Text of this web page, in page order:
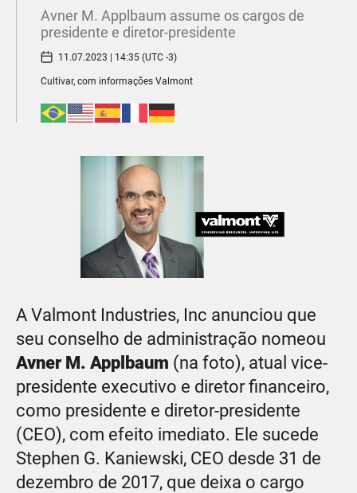
Avner M. Applbaum assume os cargos de
presidente e diretor-presidente
11.07.2023 | 14:35 (UTC -3)
Cultivar, com informações Valmont
A Valmont Industries, Inc anunciou que
seu conselho de administração nomeou
Avner M. Applbaum (na foto), atual vice-
presidente executivo e diretor financeiro,
como presidente e diretor-presidente
(CEO), com efeito imediato. Ele sucede
Stephen G. Kaniewski, CEO desde 31 de
dezembro de 2017, que deixa o cargo